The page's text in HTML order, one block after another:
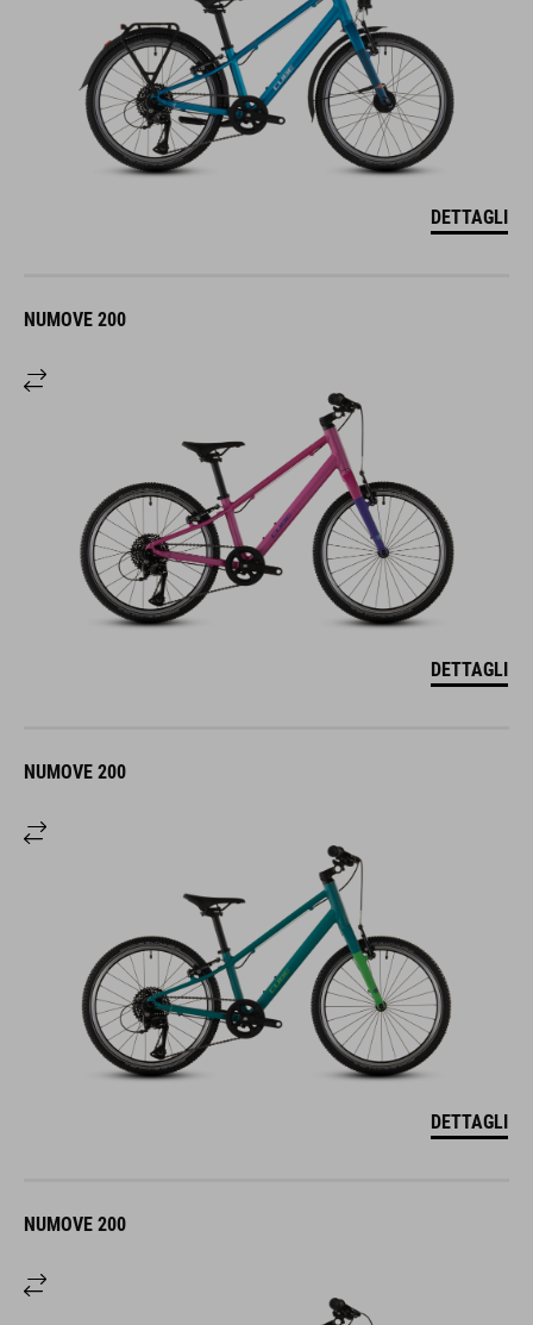
DETTAGLI
NUMOVE 200
DETTAGLI
NUMOVE 200
DETTAGLI
NUMOVE 200